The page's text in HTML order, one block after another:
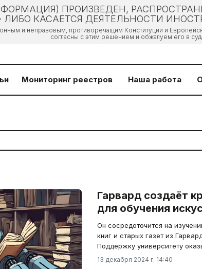
ПРОИЗВЕДЕН,
КАСАЕТСЯ ДЕЯТЕЛЬНОСТИ
и неправовым, противоречащим Конституции и
согласны с этим решением и обжалуем его в
Мониторинг реестров Наша работа
Гарвард создаёт
для обучения
Он сосредоточится на
книг и старых газет из
Поддержку университету
13 декабря 2024 г. 14:40